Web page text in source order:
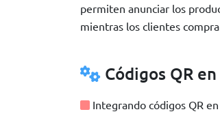
permiten anunciar los
mientras los clientes
Códigos QR
Integrando códigos QR